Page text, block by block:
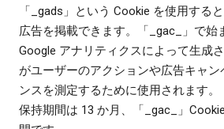
「_gads」という Cookie を使用する
広告を掲載できます。「_gac_」で始
Google アナリティクスによって生成
がユーザーのアクションや広告キャ
ンスを測定するために使用されます
保持期間は 13 か月、「_gac_」